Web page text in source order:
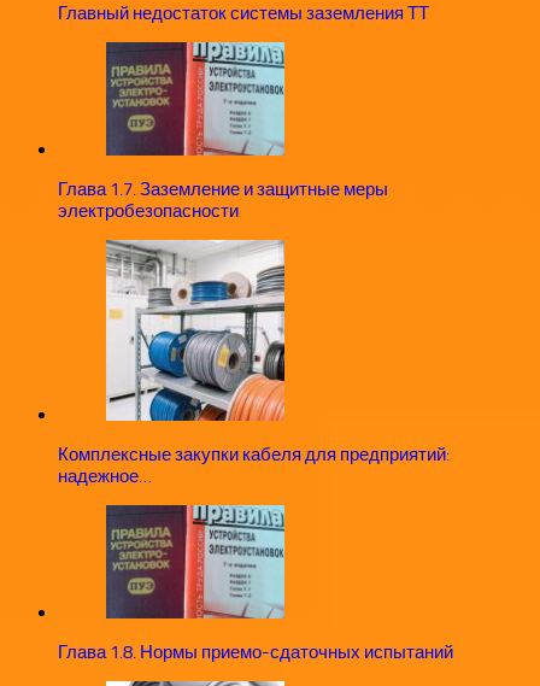
Главный недостаток системы заземления ТТ
Глава 1.7. Заземление и защитные меры
электробезопасности
Комплексные закупки кабеля для предприятий:
надежное…
Глава 1.8. Нормы приемо-сдаточных испытаний